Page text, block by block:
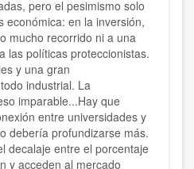
pero el pesimismo solo
económica: en la inversión,
mucho recorrido ni a una
las políticas proteccionistas.
y una gran
industrial. La
imparable...Hay que
entre universidades y
debería profundizarse más.
decalaje entre el porcentaje
y acceden al mercado